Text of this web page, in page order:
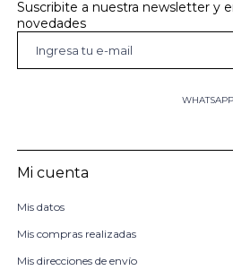
Suscribite a nuestra newsletter y
novedades
WHATSAPP
Mi cuenta
Mis datos
Mis compras realizadas
Mis direcciones de envío